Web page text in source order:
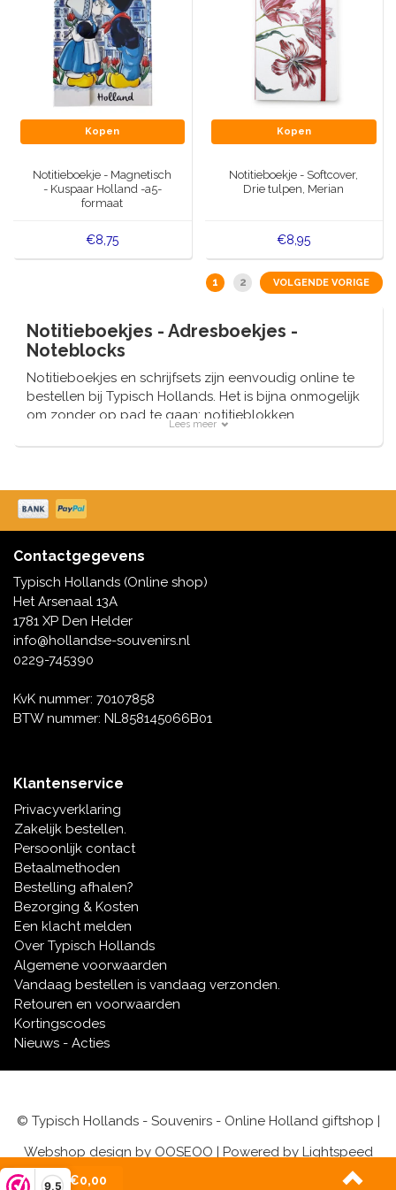
9,5
Kopen
Notitieboekje - Magnetisch
- Kuspaar Holland -a5-
formaat
€8,75
Kopen
Notitieboekje - Softcover,
Drie tulpen, Merian
€8,95
1 2 VOLGENDE VORIGE
Notitieboekjes - Adresboekjes -
Noteblocks
Notitieboekjes en schrijfsets zijn eenvoudig online te
bestellen bij Typisch Hollands. Het is bijna onmogelijk
om zonder op pad te gaan; notitieblokken,
leverbaar en binnen 24 uur op de volgende werkdag
Lees meer
Contactgegevens
Typisch Hollands (Online shop)
Het Arsenaal 13A
1781 XP Den Helder
info@hollandse-souvenirs.nl
0229-745390
KvK nummer: 70107858
BTW nummer: NL858145066B01
Klantenservice
Privacyverklaring
Zakelijk bestellen.
Persoonlijk contact
Betaalmethoden
Bestelling afhalen?
Bezorging & Kosten
Een klacht melden
Over Typisch Hollands
Algemene voorwaarden
Vandaag bestellen is vandaag verzonden.
Retouren en voorwaarden
Kortingscodes
Nieuws - Acties
© Typisch Hollands - Souvenirs - Online Holland giftshop |
Webshop design by OOSEOO | Powered by Lightspeed
(0)| €0,00